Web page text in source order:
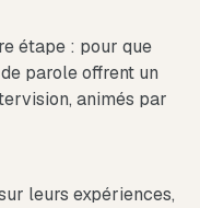
étape : pour que
parole offrent un
animés par
leurs expériences,